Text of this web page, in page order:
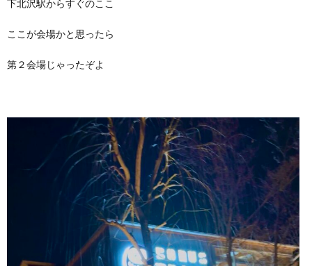
下北沢駅からすぐのここ
ここが会場かと思ったら
第２会場じゃったぞよ